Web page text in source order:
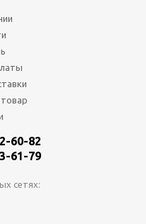
товар
60-82
61-79
сетях: